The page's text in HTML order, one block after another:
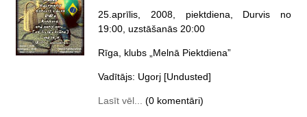
25.aprīlis, 2008, piektdiena , Durvis no
19:00, uzstāšanās 20:00
Rīga, klubs „Melnā Piektdiena”
Vadītājs: Ugorj [Undusted]
Lasīt vēl... (0 komentāri)